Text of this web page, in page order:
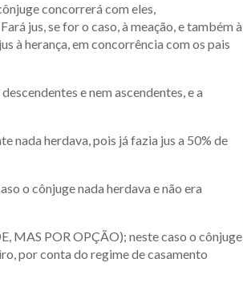
concorrerá com eles,
jus, se for o caso, à meação, e também à
à herança, em concorrência com os pais
e nem ascendentes, e a
nada herdava, pois já fazia jus a 50% de
o cônjuge nada herdava e não era
MAS POR OPÇÃO); neste caso o cônjuge
por conta do regime de casamento